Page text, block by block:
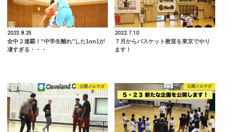
2023.8.25
全中２連覇！”中学生離れ"した1on1が
凄すぎる・・・
2022.7.10
７月からバスケット教室を東京でやり
ます！
公開メルマガ 公開メルマガ